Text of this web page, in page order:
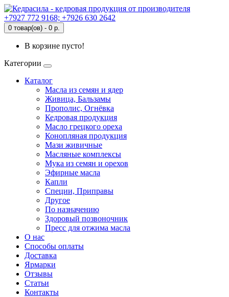
+7927 772 9168; +7926 630 2642
0 товар(ов) - 0 р.
В корзине пусто!
Категории
Каталог
Масла из семян и ядер
Живица, Бальзамы
Прополис, Огнёвка
Кедровая продукция
Масло грецкого ореха
Конопляная продукция
Мази живичные
Масляные комплексы
Мука из семян и орехов
Эфирные масла
Капли
Специи, Приправы
Другое
По назначению
Здоровый позвоночник
Пресс для отжима масла
О нас
Способы оплаты
Доставка
Ярмарки
Отзывы
Статьи
Контакты